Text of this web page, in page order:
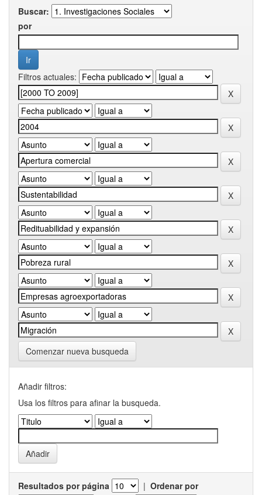
Buscar:
por
Filtros actuales:
Comenzar nueva busqueda
Añadir filtros:
Usa los filtros para afinar la busqueda.
Resultados por página | Ordenar por